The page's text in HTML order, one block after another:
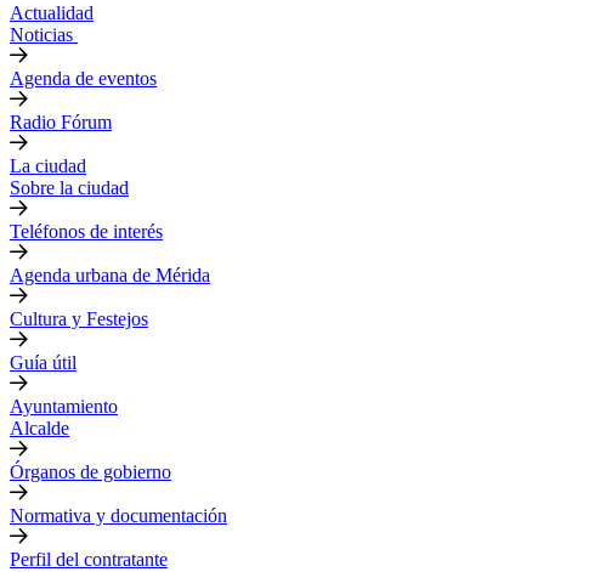
Actualidad
Noticias
Agenda de eventos
Radio Fórum
La ciudad
Sobre la ciudad
Teléfonos de interés
Agenda urbana de Mérida
Cultura y Festejos
Guía útil
Ayuntamiento
Alcalde
Órganos de gobierno
Normativa y documentación
Perfil del contratante